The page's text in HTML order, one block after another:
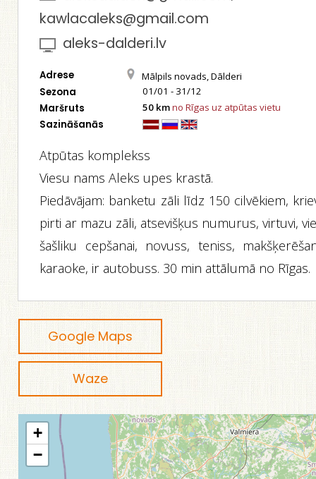
kawlacaleks@gmail.com
aleks-dalderi.lv
Adrese Mālpils novads, Dālderi
Sezona 01/01 - 31/12
Maršruts 50 kmno Rīgas uz atpūtas vietu
Sazināšanās
Atpūtas komplekss
Viesu nams Aleks upes krastā.
Piedāvājam: banketu zāli līdz 150 cilvēkiem,
pirti ar mazu zāli, atsevišķus numurus, virtuvi,
šašliku cepšanai, novuss, teniss,
karaoke, ir autobuss. 30 min attālumā no Rīgas.
Google Maps
Waze
+
−